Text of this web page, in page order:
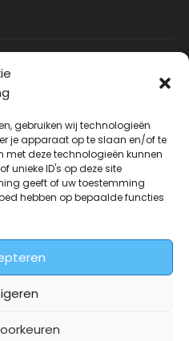
gebruiken wij technologieën
je apparaat op te slaan en/of te
met deze technologieën kunnen
unieke ID's op deze site
geeft of uw toestemming
hebben op bepaalde functies
16mm